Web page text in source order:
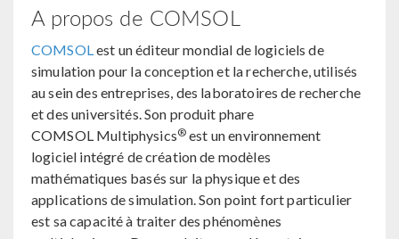
A propos de COMSOL
COMSOL est un éditeur mondial de logiciels de
simulation pour la conception et la recherche, utilisés
au sein des entreprises, des laboratoires de recherche
et des universités. Son produit phare
COMSOL Multiphysics® est un environnement
logiciel intégré de création de modèles
mathématiques basés sur la physique et des
applications de simulation. Son point fort particulier
est sa capacité à traiter des phénomènes